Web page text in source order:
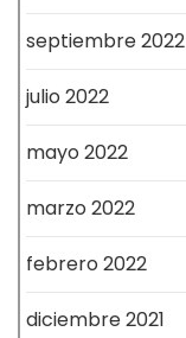
septiembre 2022
julio 2022
mayo 2022
marzo 2022
febrero 2022
diciembre 2021